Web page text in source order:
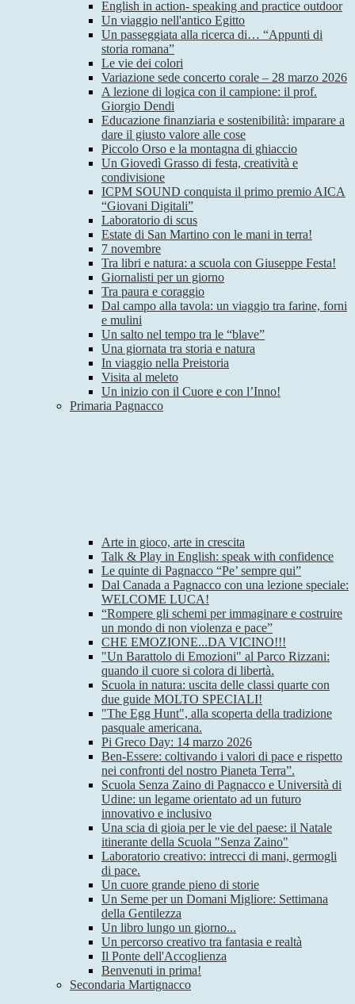
English in action- speaking and practice outdoor
Un viaggio nell'antico Egitto
Un passeggiata alla ricerca di… “Appunti di
storia romana”
Le vie dei colori
Variazione sede concerto corale – 28 marzo 2026
A lezione di logica con il campione: il prof.
Giorgio Dendi
Educazione finanziaria e sostenibilità: imparare a
dare il giusto valore alle cose
Piccolo Orso e la montagna di ghiaccio
Un Giovedì Grasso di festa, creatività e
condivisione
ICPM SOUND conquista il primo premio AICA
“Giovani Digitali”
Laboratorio di scus
Estate di San Martino con le mani in terra!
7 novembre
Tra libri e natura: a scuola con Giuseppe Festa!
Giornalisti per un giorno
Tra paura e coraggio
Dal campo alla tavola: un viaggio tra farine, forni
e mulini
Un salto nel tempo tra le “blave”
Una giornata tra storia e natura
In viaggio nella Preistoria
Visita al meleto
Un inizio con il Cuore e con l’Inno!
Primaria Pagnacco
Arte in gioco, arte in crescita
Talk & Play in English: speak with confidence
Le quinte di Pagnacco “Pe’ sempre qui”
Dal Canada a Pagnacco con una lezione speciale:
WELCOME LUCA!
“Rompere gli schemi per immaginare e costruire
un mondo di non violenza e pace”
CHE EMOZIONE...DA VICINO!!!
"Un Barattolo di Emozioni" al Parco Rizzani:
quando il cuore si colora di libertà.
Scuola in natura: uscita delle classi quarte con
due guide MOLTO SPECIALI!
"The Egg Hunt", alla scoperta della tradizione
pasquale americana.
Pi Greco Day: 14 marzo 2026
Ben-Essere: coltivando i valori di pace e rispetto
nei confronti del nostro Pianeta Terra”.
Scuola Senza Zaino di Pagnacco e Università di
Udine: un legame orientato ad un futuro
innovativo e inclusivo
Una scia di gioia per le vie del paese: il Natale
itinerante della Scuola "Senza Zaino"
Laboratorio creativo: intrecci di mani, germogli
di pace.
Un cuore grande pieno di storie
Un Seme per un Domani Migliore: Settimana
della Gentilezza
Un libro lungo un giorno...
Un percorso creativo tra fantasia e realtà
Il Ponte dell'Accoglienza
Benvenuti in prima!
Secondaria Martignacco